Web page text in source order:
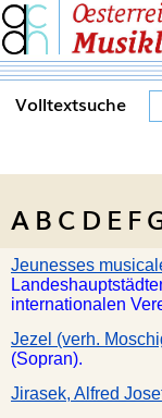
Volltextsuche
A B C D E F
Jeunesses
internationalen
Jezel (verh.
(Sopran).
Jirasek, Alfred